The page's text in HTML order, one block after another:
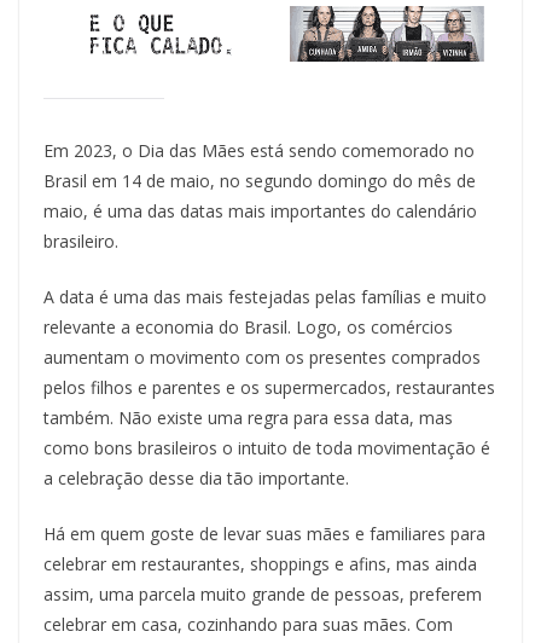
Em 2023, o Dia das Mães está sendo comemorado no
Brasil em 14 de maio, no segundo domingo do mês de
maio, é uma das datas mais importantes do calendário
brasileiro.
A data é uma das mais festejadas pelas famílias e muito
relevante a economia do Brasil. Logo, os comércios
aumentam o movimento com os presentes comprados
pelos filhos e parentes e os supermercados, restaurantes
também. Não existe uma regra para essa data, mas
como bons brasileiros o intuito de toda movimentação é
a celebração desse dia tão importante.
Há em quem goste de levar suas mães e familiares para
celebrar em restaurantes, shoppings e afins, mas ainda
assim, uma parcela muito grande de pessoas, preferem
celebrar em casa, cozinhando para suas mães. Com